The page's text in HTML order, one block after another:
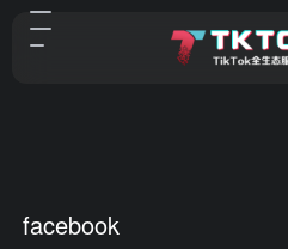
facebook